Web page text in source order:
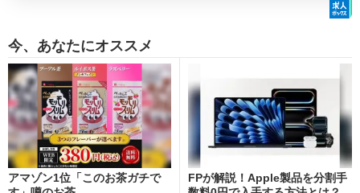
今、あなたにオススメ
アマゾン1位「このお茶ガチで
FPが解説！Apple製品を分割手